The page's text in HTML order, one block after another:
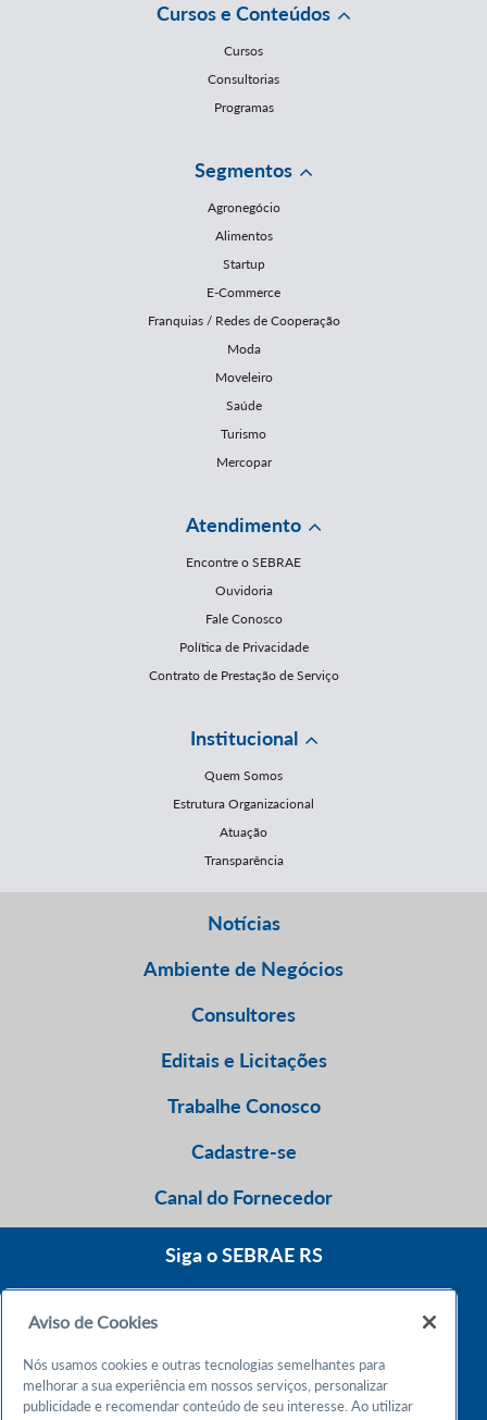
Cursos e Conteúdos
Cursos
Consultorias
Programas
Segmentos
Agronegócio
Alimentos
Startup
E-Commerce
Franquias / Redes de Cooperação
Moda
Moveleiro
Saúde
Turismo
Mercopar
Atendimento
Encontre o SEBRAE
Ouvidoria
Fale Conosco
Política de Privacidade
Contrato de Prestação de Serviço
Institucional
Quem Somos
Estrutura Organizacional
Atuação
Transparência
Notícias
Ambiente de Negócios
Consultores
Editais e Licitações
Trabalhe Conosco
Cadastre-se
Canal do Fornecedor
Siga o SEBRAE RS
Atendimento 24h
Aviso de Cookies
Nós usamos cookies e outras tecnologias semelhantes para
melhorar a sua experiência em nossos serviços, personalizar
publicidade e recomendar conteúdo de seu interesse. Ao utilizar